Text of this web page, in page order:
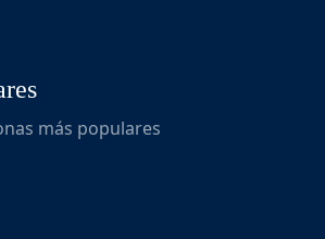
más populares